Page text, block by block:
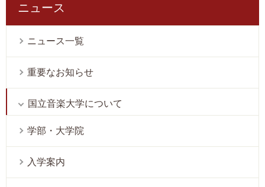
ニュース
ニュース一覧
重要なお知らせ
国立音楽大学について
学部・大学院
入学案内